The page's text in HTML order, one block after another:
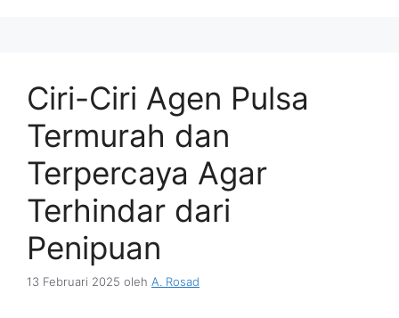
Ciri-Ciri Agen Pulsa
Termurah dan
Terpercaya Agar
Terhindar dari
Penipuan
13 Februari 2025 oleh A. Rosad